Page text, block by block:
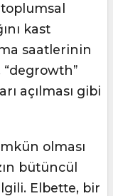
kast
saatlerinin
“degrowth”
açılması gibi
olması
bütüncül
Elbette, bir